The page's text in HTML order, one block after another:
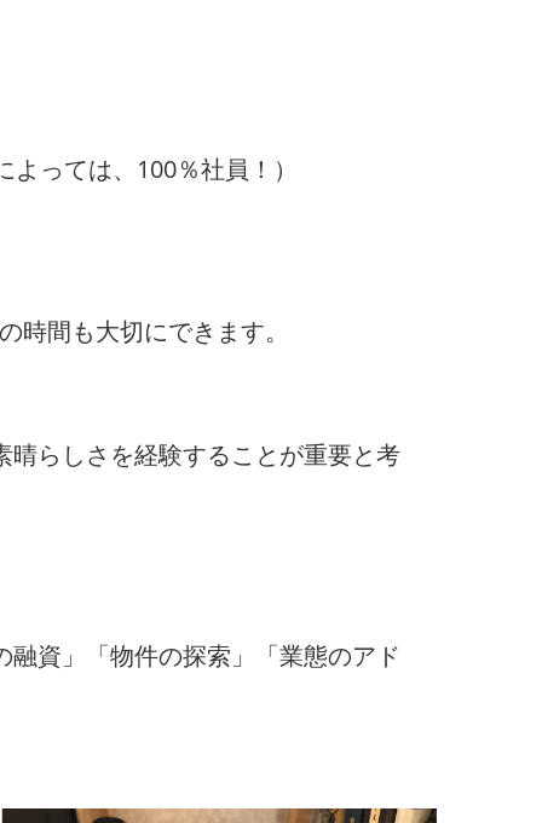
っては、100％社員！）
間も大切にできます。
らしさを経験することが重要と考
資」「物件の探索」「業態のアド